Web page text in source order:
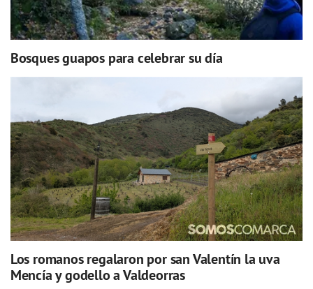
Bosques guapos para celebrar su día
Los romanos regalaron por san Valentín la uva
Mencía y godello a Valdeorras